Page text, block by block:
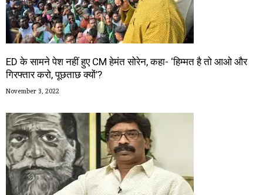
ED के सामने पेश नहीं हुए CM हेमंत सोरेन, कहा- ‘हिम्मत है तो आओ और
गिरफ्तार करो, पूछताछ क्यों’?
November 3, 2022